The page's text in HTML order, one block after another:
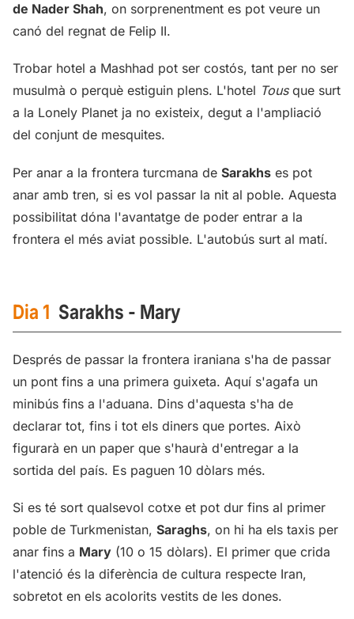
de Nader Shah, on sorprenentment es pot veure un
canó del regnat de Felip II.
Trobar hotel a Mashhad pot ser costós, tant per no ser
musulmà o perquè estiguin plens. L'hotel Tousque surt
a la Lonely Planet ja no existeix, degut a l'ampliació
del conjunt de mesquites.
Per anar a la frontera turcmana de Sarakhs es pot
anar amb tren, si es vol passar la nit al poble. Aquesta
possibilitat dóna l'avantatge de poder entrar a la
frontera el més aviat possible. L'autobús surt al matí.
Dia 1 Sarakhs - Mary
Després de passar la frontera iraniana s'ha de passar
un pont fins a una primera guixeta. Aquí s'agafa un
minibús fins a l'aduana. Dins d'aquesta s'ha de
declarar tot, fins i tot els diners que portes. Això
figurarà en un paper que s'haurà d'entregar a la
sortida del país. Es paguen 10 dòlars més.
Si es té sort qualsevol cotxe et pot dur fins al primer
poble de Turkmenistan, Saraghs, on hi ha els taxis per
anar fins a Mary (10 o 15 dòlars). El primer que crida
l'atenció és la diferència de cultura respecte Iran,
sobretot en els acolorits vestits de les dones.